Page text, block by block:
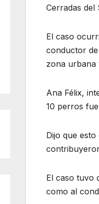
Cerradas del
El caso
conductor
zona urbana
Ana Félix,
10 perros
Dijo que
El caso tuvo
como al